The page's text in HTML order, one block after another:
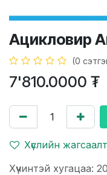
Ацикловир
(0
7'810.0000 ₮
Хүслийн
Хүчинтэй хугацаа: